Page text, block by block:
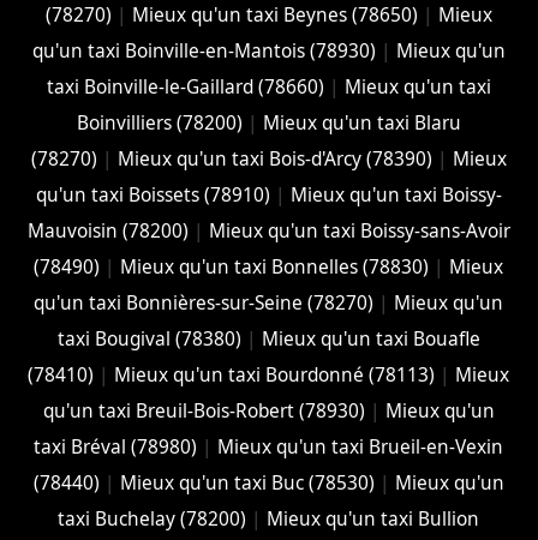
(78270) | Mieux qu'un taxi Beynes (78650) | Mieux
qu'un taxi Boinville-en-Mantois (78930) | Mieux qu'un
taxi Boinville-le-Gaillard (78660) | Mieux qu'un taxi
Boinvilliers (78200) | Mieux qu'un taxi Blaru
(78270) | Mieux qu'un taxi Bois-d'Arcy (78390) | Mieux
qu'un taxi Boissets (78910) | Mieux qu'un taxi Boissy-
Mauvoisin (78200) | Mieux qu'un taxi Boissy-sans-Avoir
(78490) | Mieux qu'un taxi Bonnelles (78830) | Mieux
qu'un taxi Bonnières-sur-Seine (78270) | Mieux qu'un
taxi Bougival (78380) | Mieux qu'un taxi Bouafle
(78410) | Mieux qu'un taxi Bourdonné (78113) | Mieux
qu'un taxi Breuil-Bois-Robert (78930) | Mieux qu'un
taxi Bréval (78980) | Mieux qu'un taxi Brueil-en-Vexin
(78440) | Mieux qu'un taxi Buc (78530) | Mieux qu'un
taxi Buchelay (78200) | Mieux qu'un taxi Bullion